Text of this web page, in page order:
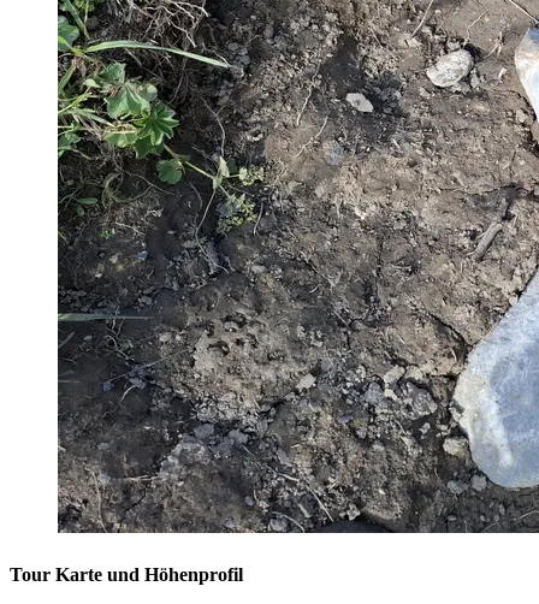
Tour Karte und Höhenprofil